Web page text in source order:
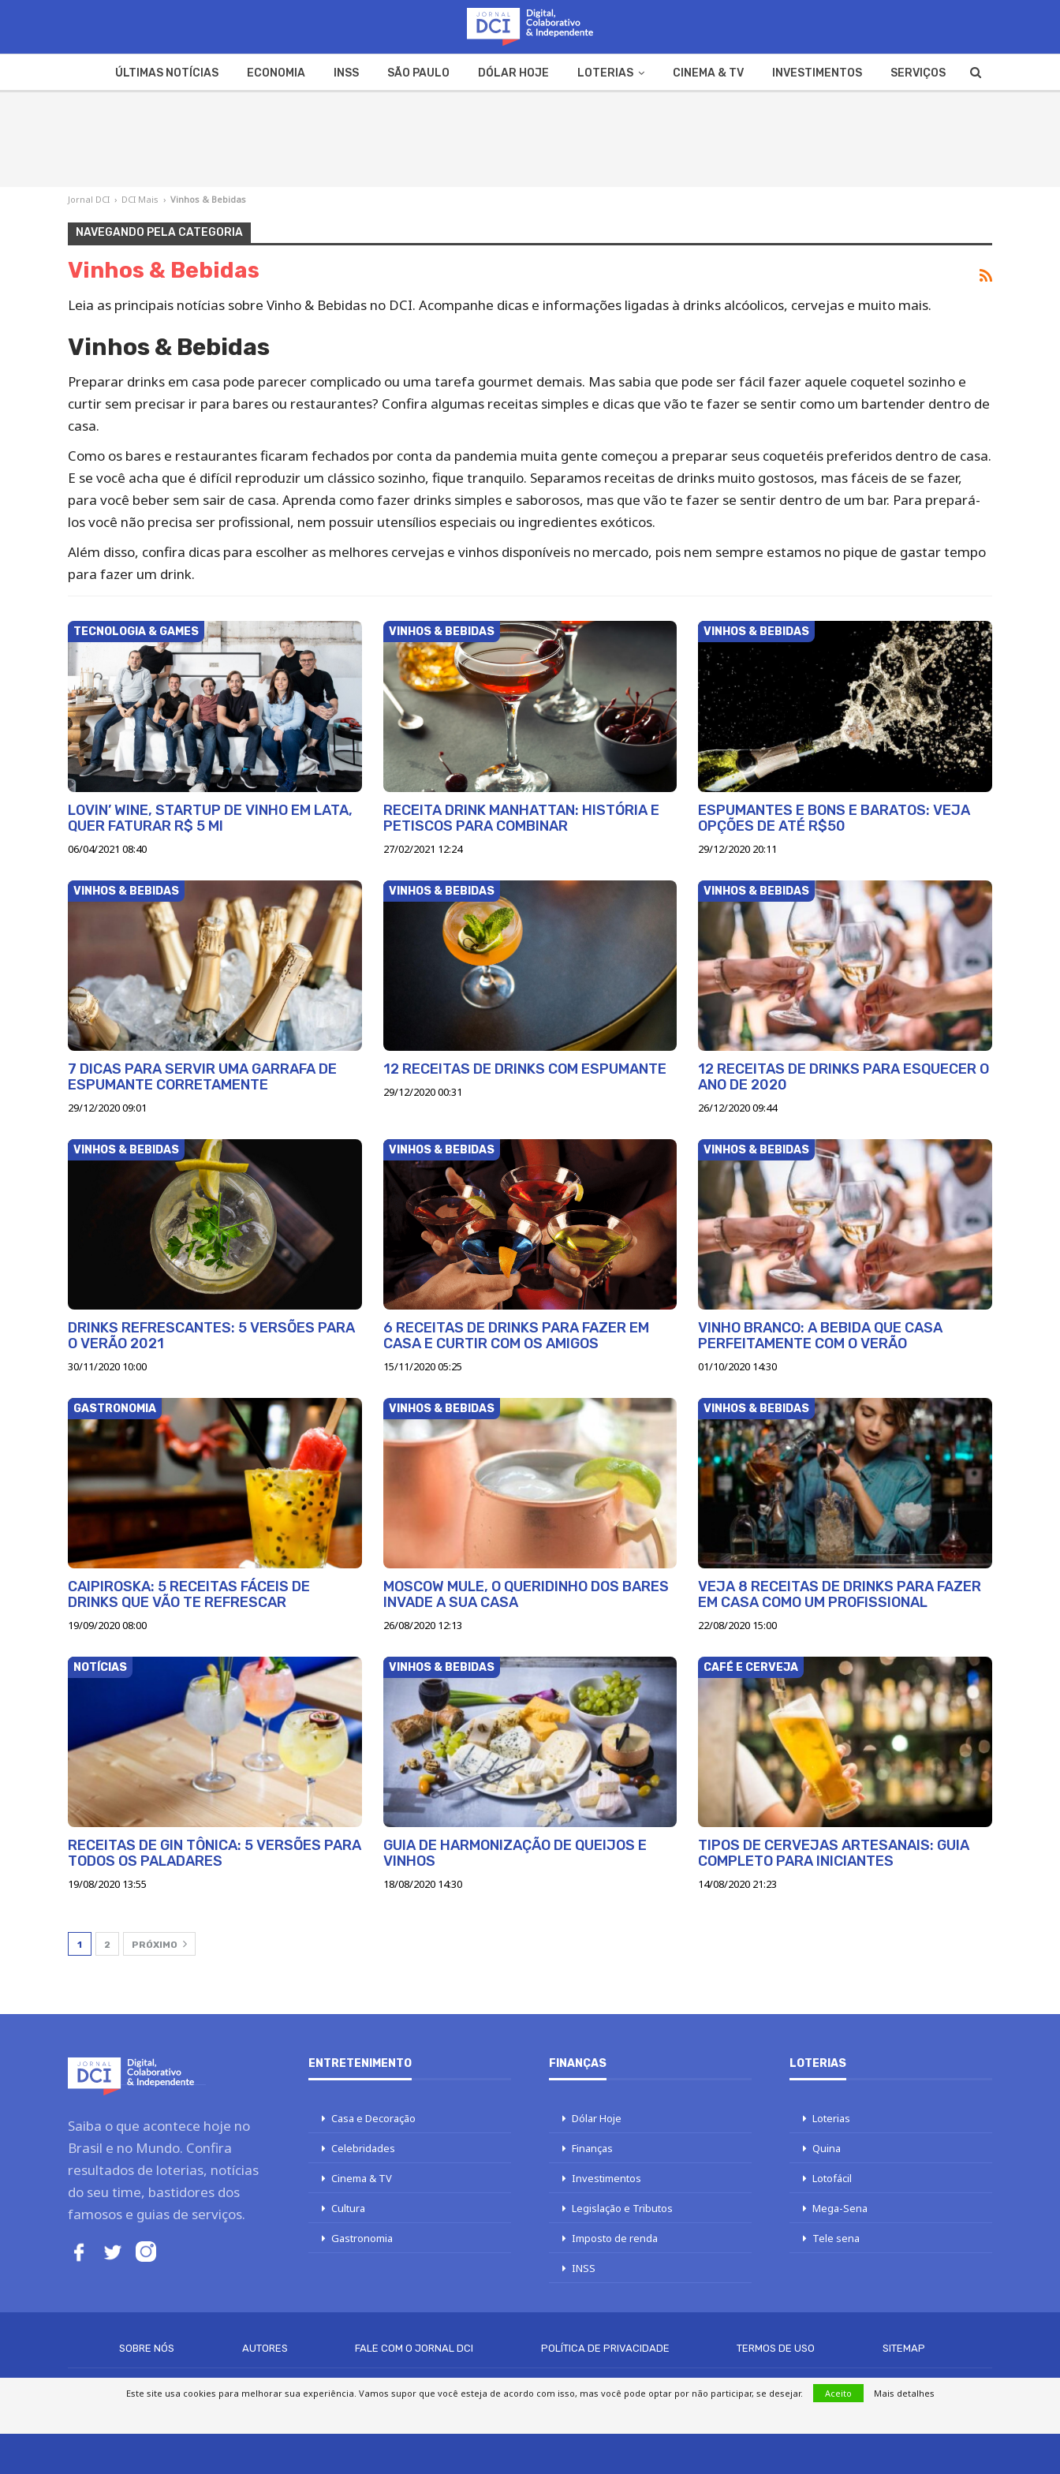
ÚLTIMAS NOTÍCIAS ECONOMIA INSS SÃO PAULO DÓLAR HOJE LOTERIAS CINEMA & TV INVESTIMENTOS SERVIÇOS
Jornal DCI › DCI Mais › Vinhos & Bebidas
NAVEGANDO PELA CATEGORIA
Vinhos & Bebidas
Leia as principais notícias sobre Vinho & Bebidas no DCI. Acompanhe dicas e informações ligadas à drinks alcóolicos, cervejas e muito mais.
Vinhos & Bebidas
Preparar drinks em casa pode parecer complicado ou uma tarefa gourmet demais. Mas sabia que pode ser fácil fazer aquele coquetel sozinho e
curtir sem precisar ir para bares ou restaurantes? Confira algumas receitas simples e dicas que vão te fazer se sentir como um bartender dentro de
casa.
Como os bares e restaurantes ficaram fechados por conta da pandemia muita gente começou a preparar seus coquetéis preferidos dentro de casa.
E se você acha que é difícil reproduzir um clássico sozinho, fique tranquilo. Separamos receitas de drinks muito gostosos, mas fáceis de se fazer,
para você beber sem sair de casa. Aprenda como fazer drinks simples e saborosos, mas que vão te fazer se sentir dentro de um bar. Para prepará-
los você não precisa ser profissional, nem possuir utensílios especiais ou ingredientes exóticos.
Além disso, confira dicas para escolher as melhores cervejas e vinhos disponíveis no mercado, pois nem sempre estamos no pique de gastar tempo
para fazer um drink.
TECNOLOGIA & GAMES
LOVIN’ WINE, STARTUP DE VINHO EM LATA,
QUER FATURAR R$ 5 MI
06/04/2021 08:40
VINHOS & BEBIDAS
RECEITA DRINK MANHATTAN: HISTÓRIA E
PETISCOS PARA COMBINAR
27/02/2021 12:24
VINHOS & BEBIDAS
ESPUMANTES E BONS E BARATOS: VEJA
OPÇÕES DE ATÉ R$50
29/12/2020 20:11
VINHOS & BEBIDAS
7 DICAS PARA SERVIR UMA GARRAFA DE
ESPUMANTE CORRETAMENTE
29/12/2020 09:01
VINHOS & BEBIDAS
12 RECEITAS DE DRINKS COM ESPUMANTE
29/12/2020 00:31
VINHOS & BEBIDAS
12 RECEITAS DE DRINKS PARA ESQUECER O
ANO DE 2020
26/12/2020 09:44
VINHOS & BEBIDAS
DRINKS REFRESCANTES: 5 VERSÕES PARA
O VERÃO 2021
30/11/2020 10:00
VINHOS & BEBIDAS
6 RECEITAS DE DRINKS PARA FAZER EM
CASA E CURTIR COM OS AMIGOS
15/11/2020 05:25
VINHOS & BEBIDAS
VINHO BRANCO: A BEBIDA QUE CASA
PERFEITAMENTE COM O VERÃO
01/10/2020 14:30
GASTRONOMIA
CAIPIROSKA: 5 RECEITAS FÁCEIS DE
DRINKS QUE VÃO TE REFRESCAR
19/09/2020 08:00
VINHOS & BEBIDAS
MOSCOW MULE, O QUERIDINHO DOS BARES
INVADE A SUA CASA
26/08/2020 12:13
VINHOS & BEBIDAS
VEJA 8 RECEITAS DE DRINKS PARA FAZER
EM CASA COMO UM PROFISSIONAL
22/08/2020 15:00
NOTÍCIAS
RECEITAS DE GIN TÔNICA: 5 VERSÕES PARA
TODOS OS PALADARES
19/08/2020 13:55
VINHOS & BEBIDAS
GUIA DE HARMONIZAÇÃO DE QUEIJOS E
VINHOS
18/08/2020 14:30
CAFÉ E CERVEJA
TIPOS DE CERVEJAS ARTESANAIS: GUIA
COMPLETO PARA INICIANTES
14/08/2020 21:23
1 2 PRÓXIMO
Saiba o que acontece hoje no
Brasil e no Mundo. Confira
resultados de loterias, notícias
do seu time, bastidores dos
famosos e guias de serviços.
ENTRETENIMENTO
Casa e Decoração
Celebridades
Cinema & TV
Cultura
Gastronomia
FINANÇAS
Dólar Hoje
Finanças
Investimentos
Legislação e Tributos
Imposto de renda
INSS
LOTERIAS
Loterias
Quina
Lotofácil
Mega-Sena
Tele sena
SOBRE NÓS AUTORES FALE COM O JORNAL DCI POLÍTICA DE PRIVACIDADE TERMOS DE USO SITEMAP
Este site usa cookies para melhorar sua experiência. Vamos supor que você esteja de acordo com isso, mas você pode optar por não participar, se desejar. Aceito Mais detalhes